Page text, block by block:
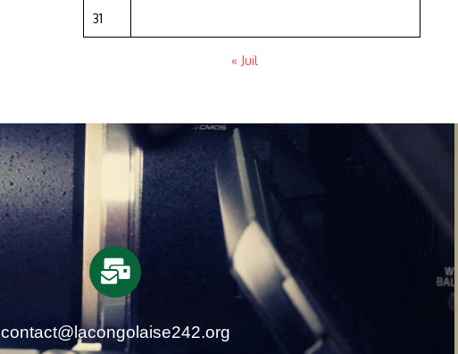
31
« Juil
contact@lacongolaise242.org